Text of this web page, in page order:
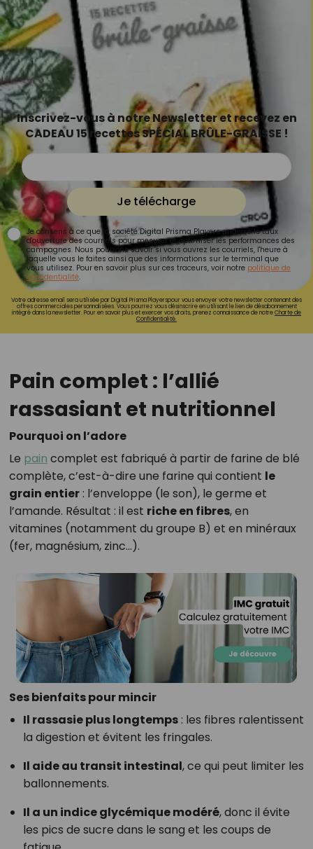
Inscrivez-vous à notre Newsletter et recevez en
CADEAU 15 recettes SPÉCIAL BRÛLE-GRAISSE !
Je télécharge
Je consens à ce que la société Digital Prisma Players analyse le taux
d'ouverture des courriels pour mesurer et optimiser les performances des
campagnes. Nous pourrons savoir si vous ouvrez les courriels, l'heure à
laquelle vous le faites ainsi que des informations sur le terminal que
vous utilisez. Pour en savoir plus sur ces traceurs, voir notre politique de
confidentialité.
Votre adresse email sera utilisée par Digital Prisma Playerspour vous envoyer votre newsletter contenant des
offres commerciales personnalisées. Vous pourrez vous désinscrire en utilisant le lien de désabonnement
intégré dans la newsletter. Pour en savoir plus et exercer vos droits, prenez connaissance de notreCharte de
Confidentialité.
Pain complet : l’allié
rassasiant et nutritionnel
Pourquoi on l’adore
Le pain complet est fabriqué à partir de farine de blé
complète, c’est-à-dire une farine qui contient le
grain entier: l’enveloppe (le son), le germe et
l’amande. Résultat : il est riche en fibres, en
vitamines (notamment du groupe B) et en minéraux
(fer, magnésium, zinc...).
Ses bienfaits pour mincir
Il rassasie plus longtemps: les fibres ralentissent
la digestion et évitent les fringales.
Il aide au transit intestinal, ce qui peut limiter les
ballonnements.
Il a un indice glycémique modéré, donc il évite
les pics de sucre dans le sang et les coups de